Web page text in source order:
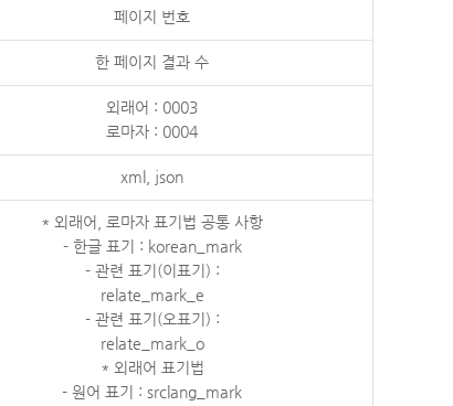
페이지 번호
한 페이지 결과 수
외래어 : 0003
로마자 : 0004
xml, json
* 외래어, 로마자 표기법 공통 사항
- 한글 표기 : korean_mark
- 관련 표기(이표기) :
relate_mark_e
- 관련 표기(오표기) :
relate_mark_o
* 외래어 표기법
- 원어 표기 : srclang_mark